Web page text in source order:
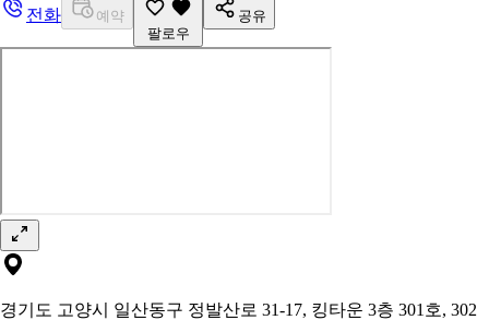
전화
예약
팔로우
공유
경기도 고양시 일산동구 정발산로 31-17, 킹타운 3층 301호, 302